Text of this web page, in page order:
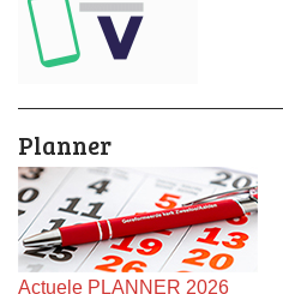
Planner
Actuele PLANNER 2026